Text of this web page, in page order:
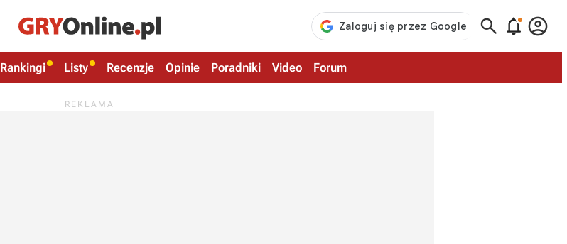
  
Rankingi Listy Recenzje Opinie Poradniki Video Forum